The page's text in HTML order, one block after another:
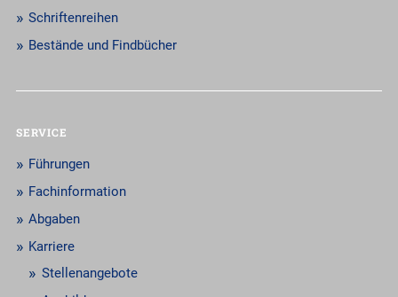
Schriftenreihen
Bestände und Findbücher
SERVICE
Führungen
Fachinformation
Abgaben
Karriere
Stellenangebote